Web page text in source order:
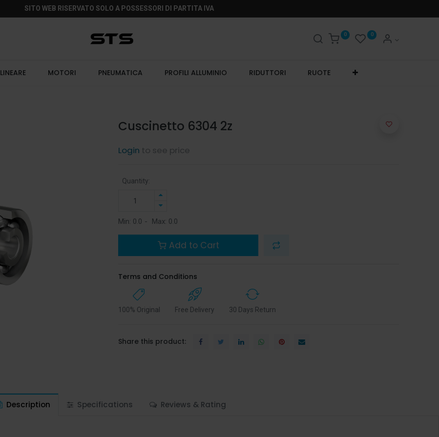
SITO WEB RISERVATO SOLO A POSSESSORI DI PARTITA IVA
0 0
LINEARE MOTORI PNEUMATICA PROFILI ALLUMINIO RIDUTTORI RUOTE
Cuscinetto 6304 2z
Login to see price
Quantity:
Min: 0.0 - Max: 0.0
Add to Cart
Terms and Conditions
100% Original Free Delivery 30 Days Return
Share this product:
Description Specifications Reviews & Rating